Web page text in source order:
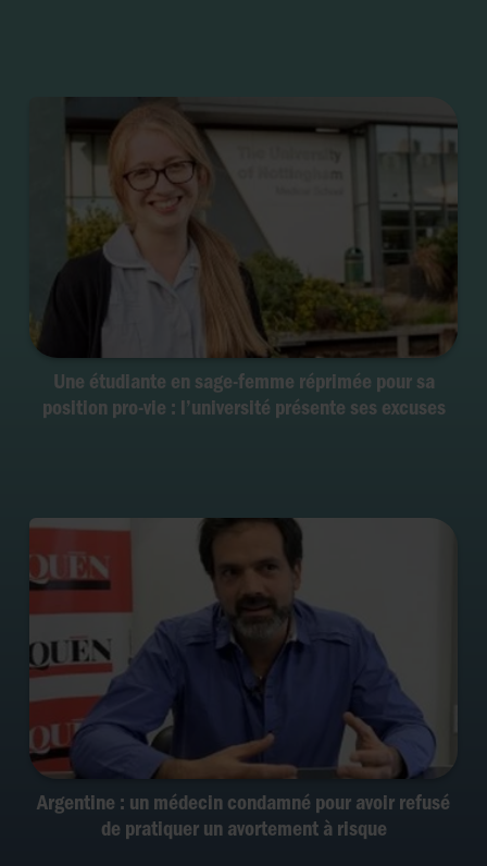
Une étudiante en sage-femme réprimée pour sa
position pro-vie : l’université présente ses excuses
Argentine : un médecin condamné pour avoir refusé
de pratiquer un avortement à risque